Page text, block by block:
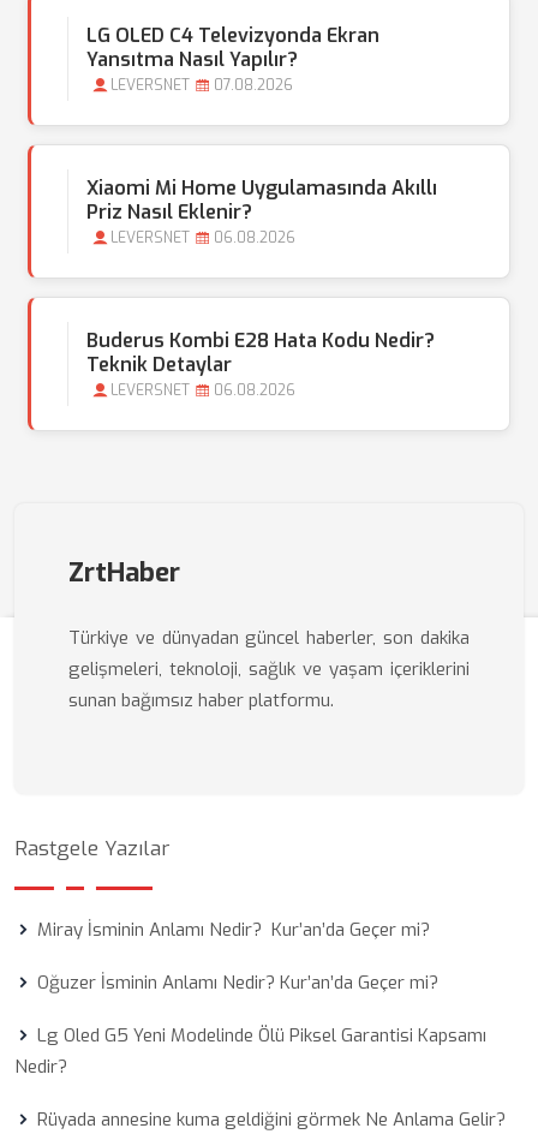
LG OLED C4 Televizyonda Ekran
Yansıtma Nasıl Yapılır?
LEVERSNET 07.08.2026
Xiaomi Mi Home Uygulamasında Akıllı
Priz Nasıl Eklenir?
LEVERSNET 06.08.2026
Buderus Kombi E28 Hata Kodu Nedir?
Teknik Detaylar
LEVERSNET 06.08.2026
ZrtHaber
Türkiye ve dünyadan güncel haberler, son dakika
gelişmeleri, teknoloji, sağlık ve yaşam içeriklerini
sunan bağımsız haber platformu.
Rastgele Yazılar
Miray İsminin Anlamı Nedir? Kur’an’da Geçer mi?
Oğuzer İsminin Anlamı Nedir? Kur’an’da Geçer mi?
Lg Oled G5 Yeni Modelinde Ölü Piksel Garantisi Kapsamı
Nedir?
Rüyada annesine kuma geldiğini görmek Ne Anlama Gelir?